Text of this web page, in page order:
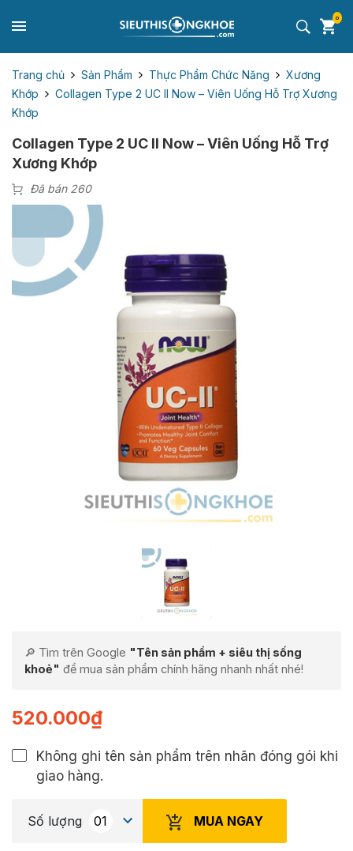
0
Trang chủ Sản Phẩm Thực Phẩm Chức Năng
Xương
Khớp
Collagen Type 2 UC II Now – Viên Uống Hỗ Trợ Xương
Khớp
Collagen Type 2 UC II Now – Viên Uống Hỗ Trợ
Xương Khớp
Đã bán 260
🔎 Tìm trên Google "Tên sản phẩm + siêu thị sống
khoẻ" để mua sản phẩm chính hãng nhanh nhất nhé!
520.000₫
Không ghi tên sản phẩm trên nhãn đóng gói khi
giao hàng.
Số lượng MUA NGAY